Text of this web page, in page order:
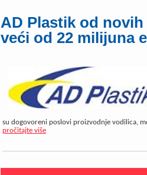
AD Plastik od
veći od 22 milijuna
su dogovoreni poslovi proizvodnje vodilica,
pročitajte više